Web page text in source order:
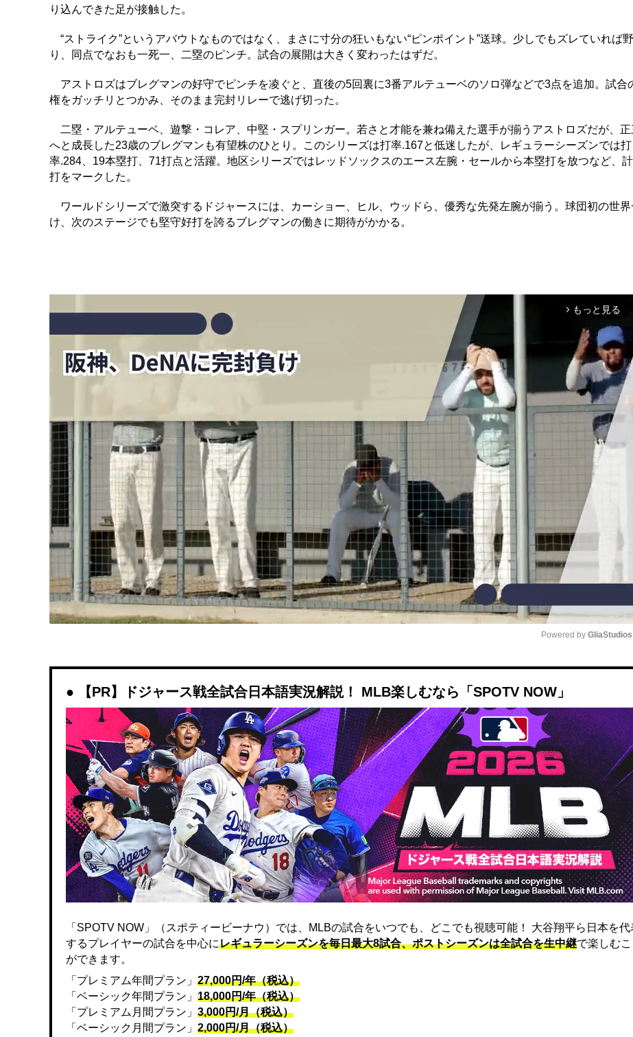
り込んできた足が接触した。
“ストライク”というアバウトなものではなく、まさに寸分の狂いもない“ピンポイント”送球。少しでもズレていれば
り、同点でなおも一死一、二塁のピンチ。試合の展開は大きく変わったはずだ。
アストロズはブレグマンの好守でピンチを凌ぐと、直後の5回裏に3番アルテューベのソロ弾などで3点を追加。試合
権をガッチリとつかみ、そのまま完封リレーで逃げ切った。
二塁・アルテューベ、遊撃・コレア、中堅・スプリンガー。若さと才能を兼ね備えた選手が揃うアストロズだが、
へと成長した23歳のブレグマンも有望株のひとり。このシリーズは打率.167と低迷したが、レギュラーシーズンでは打
率.284、19本塁打、71打点と活躍。地区シリーズではレッドソックスのエース左腕・セールから本塁打を放つなど、
打をマークした。
ワールドシリーズで激突するドジャースには、カーショー、ヒル、ウッドら、優秀な先発左腕が揃う。球団初の世界
け、次のステージでも堅守好打を誇るブレグマンの働きに期待がかかる。
arrow_forward_ios もっと見る
Powered by GliaStudios
【PR】ドジャース戦全試合日本語実況解説！ MLB楽しむなら「SPOTV NOW」
「SPOTV NOW」（スポティービーナウ）では、MLBの試合をいつでも、どこでも視聴可能！ 大谷翔平ら日本を代
するプレイヤーの試合を中心にレギュラーシーズンを毎日最大8試合、ポストシーズンは全試合を生中継で楽しむこ
ができます。
「プレミアム年間プラン」 27,000円/年（税込）
「ベーシック年間プラン」 18,000円/年（税込）
「プレミアム月間プラン」 3,000円/月（税込）
「ベーシック月間プラン」 2,000円/月（税込）